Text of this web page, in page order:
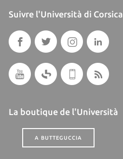
Suivre l'Università di Corsica
La boutique de l'Università
A BUTTEGUCCIA